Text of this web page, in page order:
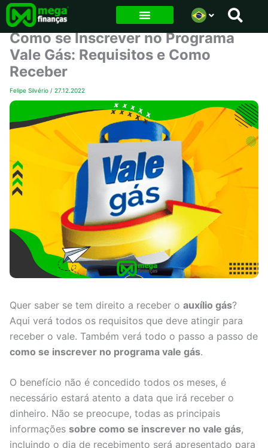
para
conteúdo
Como se Inscrever no Programa
Vale Gás: Requisitos e Como
Receber
Felipe Silvério / 27.12.2022
Quer saber se tem direito a receber o auxílio gás?
Aqui verá todos os requisitos que deve atingir para
receber o vale. Também verá todo o passo a passo de
como se inscrever no programa vale gás.
O benefício não é concedido todos os meses, é
necessário estará atento a data que irá receber o
dinheiro. Não se preocupe, todas as principais
informações sobre como se inscrever no vale gás,
incluindo o dia de recebimento será apresentado para